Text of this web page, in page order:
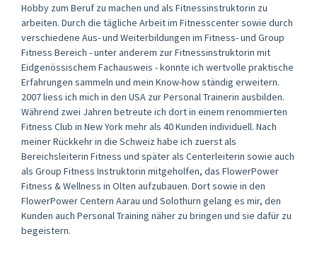
Hobby zum Beruf zu machen und als Fitnessinstruktorin zu
arbeiten. Durch die tägliche Arbeit im Fitnesscenter sowie durch
verschiedene Aus- und Weiterbildungen im Fitness- und Group
Fitness Bereich - unter anderem zur Fitnessinstruktorin mit
Eidgenössischem Fachausweis - konnte ich wertvolle praktische
Erfahrungen sammeln und mein Know-how ständig erweitern.
2007 liess ich mich in den USA zur Personal Trainerin ausbilden.
Während zwei Jahren betreute ich dort in einem renommierten
Fitness Club in New York mehr als 40 Kunden individuell. Nach
meiner Rückkehr in die Schweiz habe ich zuerst als
Bereichsleiterin Fitness und später als Centerleiterin sowie auch
als Group Fitness Instruktorin mitgeholfen, das FlowerPower
Fitness & Wellness in Olten aufzubauen. Dort sowie in den
FlowerPower Centern Aarau und Solothurn gelang es mir, den
Kunden auch Personal Training näher zu bringen und sie dafür zu
begeistern.